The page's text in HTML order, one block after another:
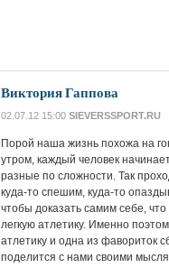
Виктория Гаппова
02.07.12 15:00 SIEVERSSPORT.RU
Порой наша жизнь похожа на
утром, каждый человек
разные по сложности. Так
куда-то спешим, куда-то
чтобы доказать самим себе,
легкую атлетику. Именно
атлетику и одна из фавориток
поделится с нами своими